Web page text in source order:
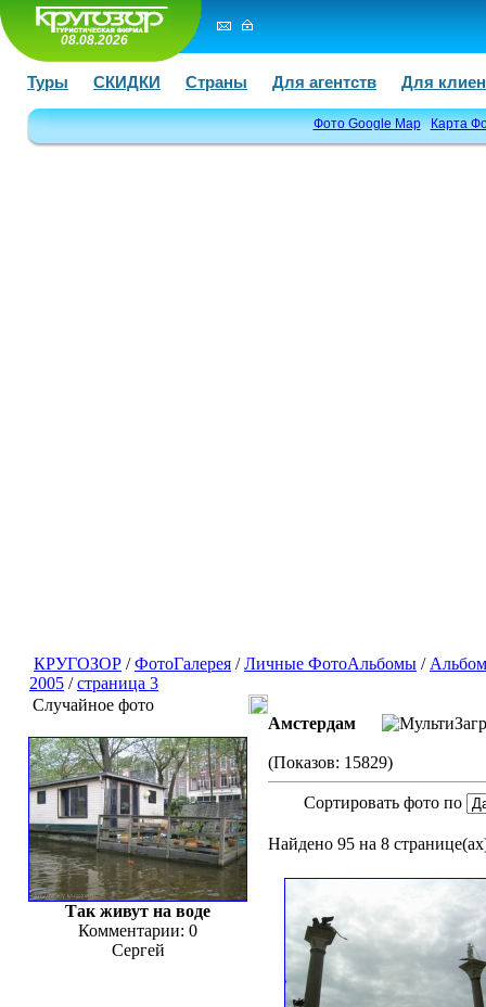
08.08.2026
Туры СКИДКИ Страны Для агентств Для
Фото Google Map Карта
КРУГОЗОР /ФотоГалерея /Личные ФотоАльбомы /
2005 /страница 3
Случайное фото
Так живут на воде
Комментарии: 0
Сергей
Амстердам
(Показов: 15829)
Сортировать фото по
Найдено 95 на 8